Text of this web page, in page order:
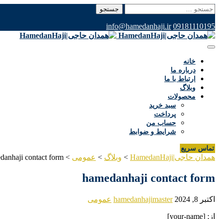
جستجو
09181110195
info@hamedanhaji.ir
خانه
درباره ما
ارتباط با ما
وبلاگ
محصولات
سبد خرید
پرداخت
حساب من
شرایط و ضوابط
تماس سریع
همدان حاجی|HamedanHaji > وبلاگ > عمومی >
contact form
hamedanhaji contact form
اکتبر 8, 2024 hamedanhajimaster عمومی
از: [your-name]